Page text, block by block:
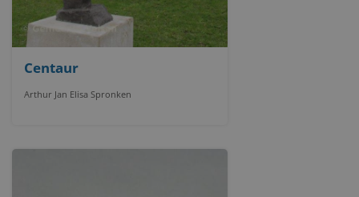
Centaur
Arthur Jan Elisa Spronken